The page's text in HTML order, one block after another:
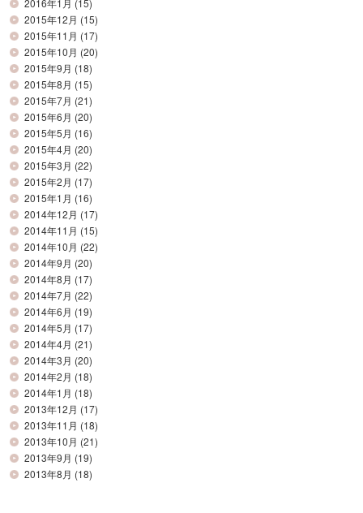
2015年12月 (15)
2015年11月 (17)
2015年10月 (20)
2015年9月 (18)
2015年8月 (15)
2015年7月 (21)
2015年6月 (20)
2015年5月 (16)
2015年4月 (20)
2015年3月 (22)
2015年2月 (17)
2015年1月 (16)
2014年12月 (17)
2014年11月 (15)
2014年10月 (22)
2014年9月 (20)
2014年8月 (17)
2014年7月 (22)
2014年6月 (19)
2014年5月 (17)
2014年4月 (21)
2014年3月 (20)
2014年2月 (18)
2014年1月 (18)
2013年12月 (17)
2013年11月 (18)
2013年10月 (21)
2013年9月 (19)
2013年8月 (18)